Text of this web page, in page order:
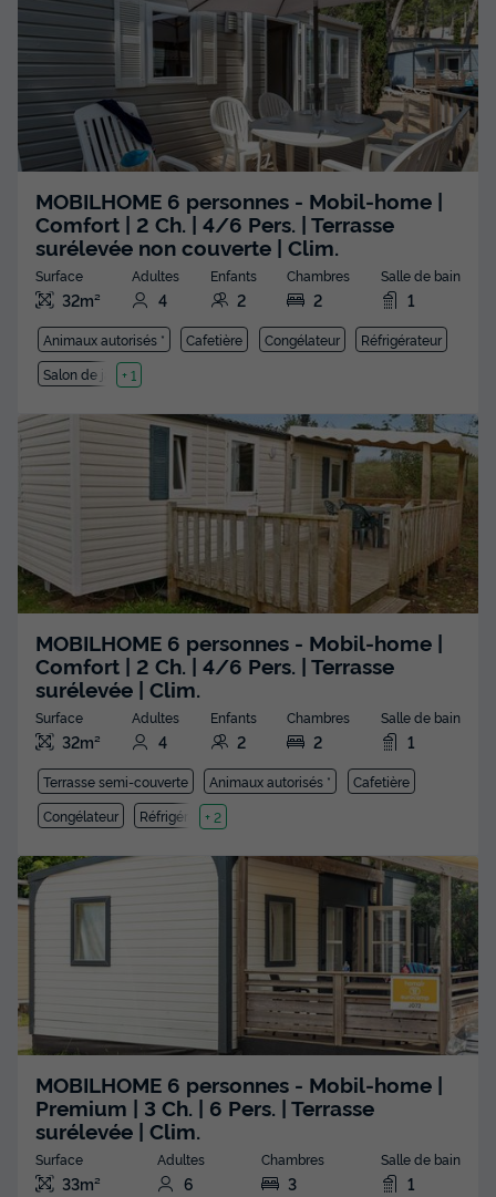
MOBILHOME 6 personnes - Mobil-home |
Comfort | 2 Ch. | 4/6 Pers. | Terrasse
surélevée non couverte | Clim.
Surface
32m²
Adultes
4
Enfants
2
Chambres
2
Salle de bain
1
Animaux autorisés * Cafetière Congélateur
Réfrigérateur
Salon de jardin
+ 1
MOBILHOME 6 personnes - Mobil-home |
Comfort | 2 Ch. | 4/6 Pers. | Terrasse
surélevée | Clim.
Surface
32m²
Adultes
4
Enfants
2
Chambres
2
Salle de bain
1
Terrasse semi-couverte Animaux autorisés *
Cafetière
Congélateur
Réfrigérateur
+ 2
MOBILHOME 6 personnes - Mobil-home |
Premium | 3 Ch. | 6 Pers. | Terrasse
surélevée | Clim.
Surface
33m²
Adultes
6
Chambres
3
Salle de bain
1